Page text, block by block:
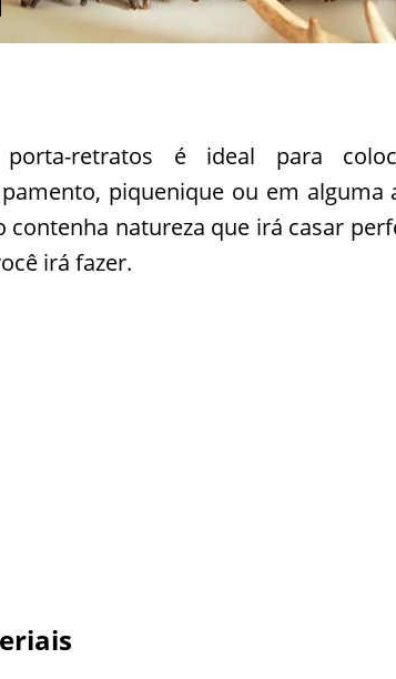
porta-retratos é ideal para
piquenique ou em alguma
contenha natureza que irá casar
irá fazer.